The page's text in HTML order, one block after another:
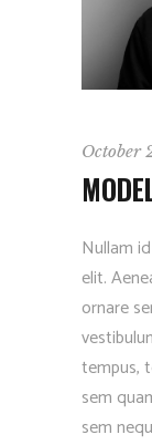
October
Nullam
elit.
ornare
tempus,
sem
sem